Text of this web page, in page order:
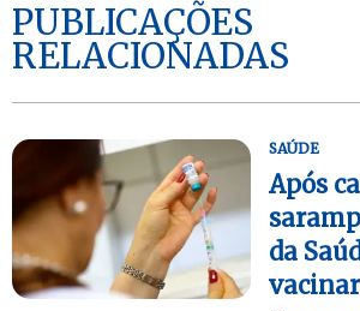
PUBLICAÇÕES
RELACIONADAS
SAÚDE
Após
da